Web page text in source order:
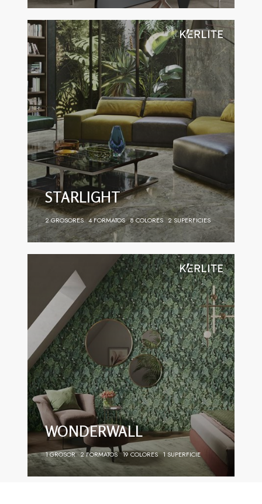
STARLIGHT
2 GROSORES 4 FORMATOS 8 COLORES 2 SUPERFICIES
WONDERWALL
1 GROSOR 2 FORMATOS 19 COLORES 1 SUPERFICIE